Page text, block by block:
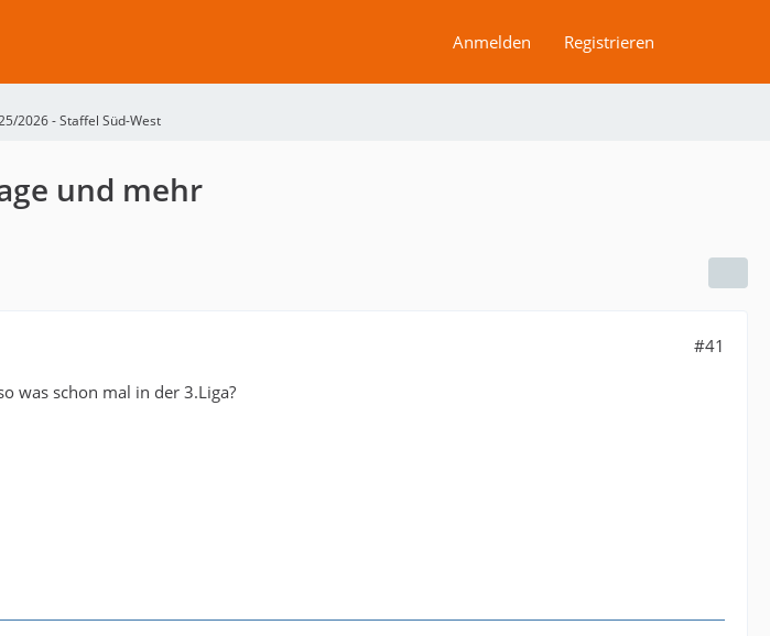
Anmelden Registrieren
2026 - Staffel Süd-West
und mehr
#41
was schon mal in der 3.Liga?